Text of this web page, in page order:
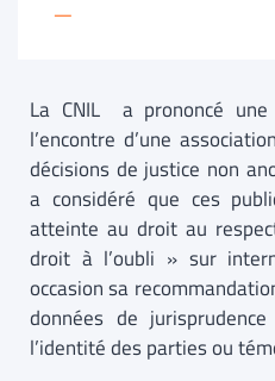
—
La CNIL a prononcé
l’encontre d’une
décisions de justice non
a considéré que ces
atteinte au droit au
droit à l’oubli » sur
occasion sa
données de
l’identité des parties ou